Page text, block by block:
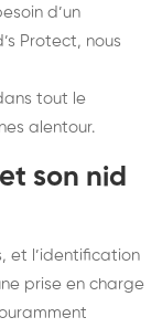
d’un
Protect, nous
tout le
alentour.
son nid
et l’identification
prise en charge